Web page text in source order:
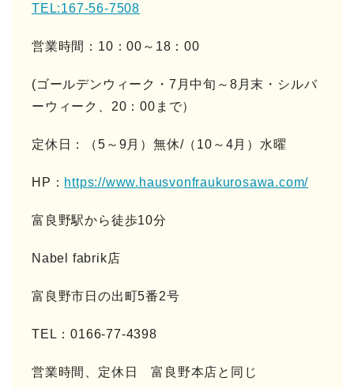
TEL:167-56-7508
営業時間：10：00～18：00
(ゴールデンウィーク・7月中旬～8月末・シルバ
ーウィーク、20：00まで）
定休日：（5～9月）無休/（10～4月）水曜
HP： https://www.hausvonfraukurosawa.com/
富良野駅から徒歩10分
Nabel fabrik店
富良野市日の出町5番2号
TEL：0166-77-4398
営業時間、定休日 富良野本店と同じ